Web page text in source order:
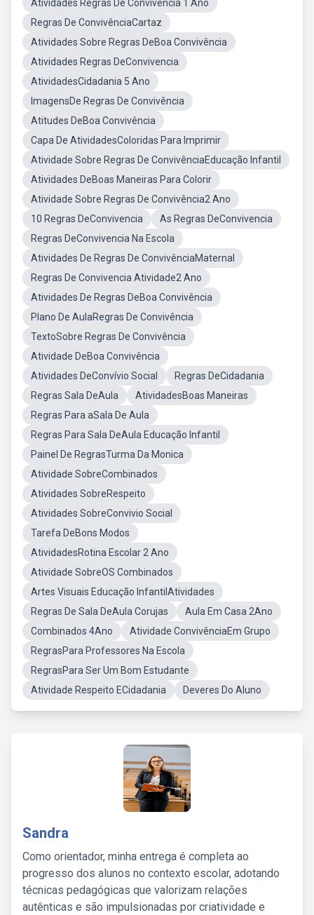
Atividades Regras De Convivência 1 Ano
Regras De ConvivênciaCartaz
Atividades Sobre Regras DeBoa Convivência
Atividades Regras DeConvivencia
AtividadesCidadania 5 Ano
ImagensDe Regras De Convivência
Atitudes DeBoa Convivência
Capa De AtividadesColoridas Para Imprimir
Atividade Sobre Regras De ConvivênciaEducação Infantil
Atividades DeBoas Maneiras Para Colorir
Atividade Sobre Regras De Convivência2 Ano
10 Regras DeConvivencia
As Regras DeConvivencia
Regras DeConvivencia Na Escola
Atividades De Regras De ConvivênciaMaternal
Regras De Convivencia Atividade2 Ano
Atividades De Regras DeBoa Convivência
Plano De AulaRegras De Convivência
TextoSobre Regras De Convivência
Atividade DeBoa Convivência
Atividades DeConvívio Social
Regras DeCidadania
Regras Sala DeAula
AtividadesBoas Maneiras
Regras Para aSala De Aula
Regras Para Sala DeAula Educação Infantil
Painel De RegrasTurma Da Monica
Atividade SobreCombinados
Atividades SobreRespeito
Atividades SobreConvivio Social
Tarefa DeBons Modos
AtividadesRotina Escolar 2 Ano
Atividade SobreOS Combinados
Artes Visuais Educação InfantilAtividades
Regras De Sala DeAula Corujas
Aula Em Casa 2Ano
Combinados 4Ano
Atividade ConvivênciaEm Grupo
RegrasPara Professores Na Escola
RegrasPara Ser Um Bom Estudante
Atividade Respeito ECidadania
Deveres Do Aluno
Sandra
Como orientador, minha entrega é completa ao
progresso dos alunos no contexto escolar, adotando
técnicas pedagógicas que valorizam relações
autênticas e são impulsionadas por criatividade e